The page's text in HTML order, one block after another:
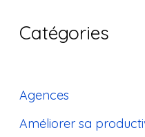
Catégories
Agences
Améliorer sa